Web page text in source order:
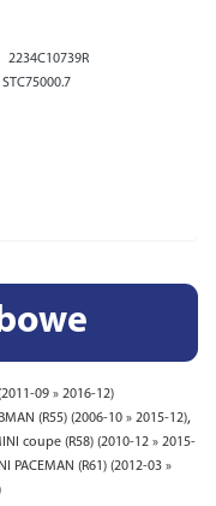
2234C10739R
STC75000.7
09 » 2016-12)
(R55) (2006-10 » 2015-12),
coupe (R58) (2010-12 » 2015-
PACEMAN (R61) (2012-03 »